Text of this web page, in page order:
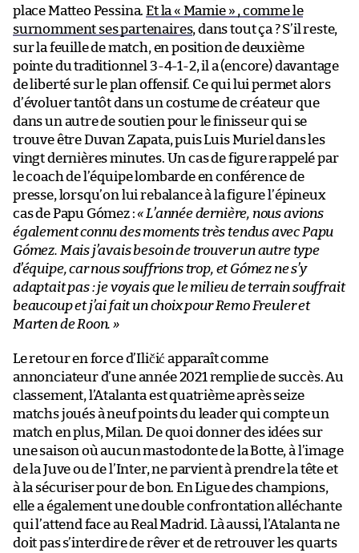
place Matteo Pessina.Et la « Mamie » , comme le
surnomment ses partenaires, dans tout ça ? S’il reste,
sur la feuille de match, en position de deuxième
pointe du traditionnel 3-4-1-2, il a (encore) davantage
de liberté sur le plan offensif. Ce qui lui permet alors
d’évoluer tantôt dans un costume de créateur que
dans un autre de soutien pour le finisseur qui se
trouve être Duvan Zapata, puis Luis Muriel dans les
vingt dernières minutes. Un cas de figure rappelé par
le coach de l’équipe lombarde en conférence de
presse, lorsqu’on lui rebalance à la figure l’épineux
cas de Papu Gómez :« L’année dernière, nous avions
également connu des moments très tendus avec Papu
Gómez. Mais j’avais besoin de trouver un autre type
d’équipe, car nous souffrions trop, et Gómez ne s’y
adaptait pas : je voyais que le milieu de terrain souffrait
beaucoup et j’ai fait un choix pour Remo Freuler et
Marten de Roon. »
Le retour en force d’Iličić apparaît comme
annonciateur d’une année 2021 remplie de succès. Au
classement, l’Atalanta est quatrième après seize
matchs joués à neuf points du leader qui compte un
match en plus, Milan. De quoi donner des idées sur
une saison où aucun mastodonte de la Botte, à l’image
de la Juve ou de l’Inter, ne parvient à prendre la tête et
à la sécuriser pour de bon. En Ligue des champions,
elle a également une double confrontation alléchante
qui l’attend face au Real Madrid. Là aussi, l’Atalanta ne
doit pas s’interdire de rêver et de retrouver les quarts